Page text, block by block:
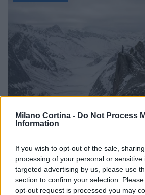
Milano Cortina - Do Not Process
Information
If you wish to opt-out of the sale,
processing of your personal or
targeted advertising by us, please use
section to confirm your selection.
opt-out request is processed you may
bollettino
Marco Tessari · 7 Ago 2026
SCI ALPINISMO